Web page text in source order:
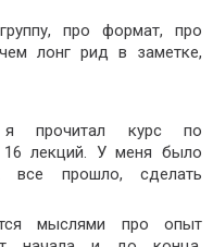
про формат, про
лонг рид в заметке,
прочитал курс по
лекций. У меня было
все прошло, сделать
мыслями про опыт